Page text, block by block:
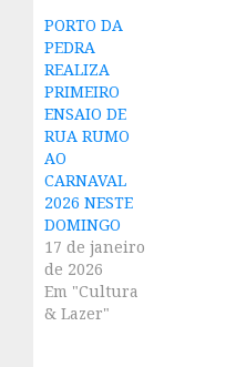
PORTO DA
PEDRA
REALIZA
PRIMEIRO
ENSAIO DE
RUA RUMO
AO
CARNAVAL
2026 NESTE
DOMINGO
17 de janeiro
de 2026
Em "Cultura
& Lazer"